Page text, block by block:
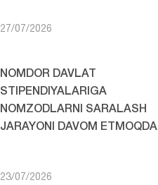
27/07/2026
NOMDOR DAVLAT
STIPENDIYALARIGA
NOMZODLARNI SARALASH
JARAYONI DAVOM ETMOQDA
23/07/2026